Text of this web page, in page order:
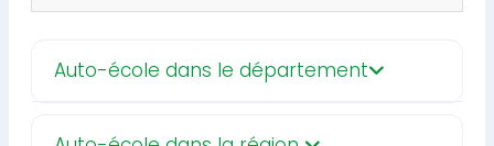
Auto-école dans le département